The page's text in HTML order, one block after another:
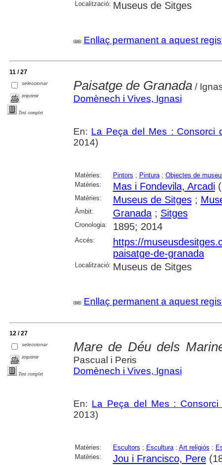
Localització: Museus de Sitges
Enllaç permanent a aquest
11 / 27
seleccionar
imprimir
Text complet
Paisatge de Granada/
Domènech i Vives, Ignasi
En: La Peça del Mes : Consorci
2014)
Matèries: Pintors ; Pintura; Objectes de
Matèries:
Mas i Fondevila, Arcadi
Matèries: Museus de Sitges;
Àmbit: Granada; Sitges
Cronologia: 1895; 2014
Accés:
https://
paisatge-de-granada
Localització: Museus de Sitges
Enllaç permanent a aquest
12 / 27
seleccionar
imprimir
Text complet
Mare de Déu dels
Pascual i Peris
Domènech i Vives, Ignasi
En: La Peça del Mes :
2013)
Matèries: Escultors ; Escultura; Art religiós ;
Matèries:
Jou i Francisco, Pere